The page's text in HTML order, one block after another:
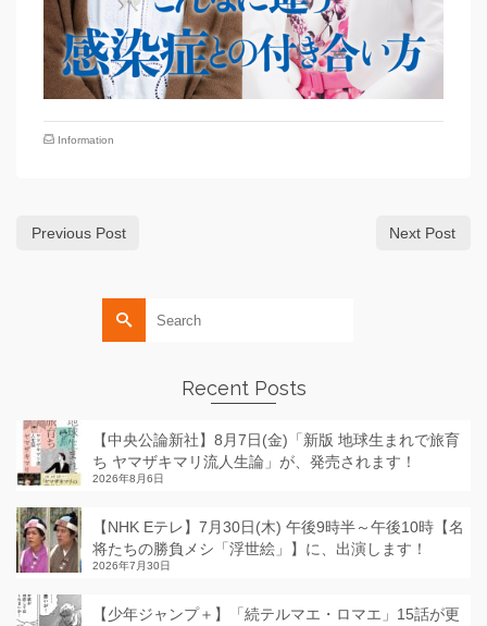
Information
Previous Post Next Post
Search
for:
Recent Posts
【中央公論新社】8月7日(金)「新版 地球生まれで旅育
ち ヤマザキマリ流人生論」が、発売されます！
2026年8月6日
【NHK Eテレ】7月30日(木) 午後9時半～午後10時【名
将たちの勝負メシ「浮世絵」】に、出演します！
2026年7月30日
【少年ジャンプ＋】「続テルマエ・ロマエ」15話が更